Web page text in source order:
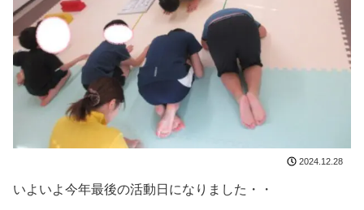
2024.12.28
いよいよ今年最後の活動日になりました・・